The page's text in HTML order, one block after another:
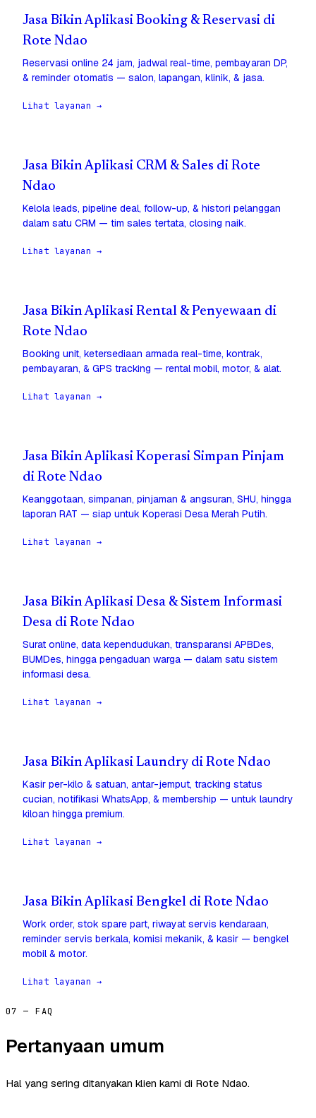
Jasa Bikin Aplikasi Booking & Reservasi di
Rote Ndao
Reservasi online 24 jam, jadwal real-time, pembayaran DP,
& reminder otomatis — salon, lapangan, klinik, & jasa.
Lihat layanan →
Jasa Bikin Aplikasi CRM & Sales di Rote
Ndao
Kelola leads, pipeline deal, follow-up, & histori pelanggan
dalam satu CRM — tim sales tertata, closing naik.
Lihat layanan →
Jasa Bikin Aplikasi Rental & Penyewaan di
Rote Ndao
Booking unit, ketersediaan armada real-time, kontrak,
pembayaran, & GPS tracking — rental mobil, motor, & alat.
Lihat layanan →
Jasa Bikin Aplikasi Koperasi Simpan Pinjam
di Rote Ndao
Keanggotaan, simpanan, pinjaman & angsuran, SHU, hingga
laporan RAT — siap untuk Koperasi Desa Merah Putih.
Lihat layanan →
Jasa Bikin Aplikasi Desa & Sistem Informasi
Desa di Rote Ndao
Surat online, data kependudukan, transparansi APBDes,
BUMDes, hingga pengaduan warga — dalam satu sistem
informasi desa.
Lihat layanan →
Jasa Bikin Aplikasi Laundry di Rote Ndao
Kasir per-kilo & satuan, antar-jemput, tracking status
cucian, notifikasi WhatsApp, & membership — untuk laundry
kiloan hingga premium.
Lihat layanan →
Jasa Bikin Aplikasi Bengkel di Rote Ndao
Work order, stok spare part, riwayat servis kendaraan,
reminder servis berkala, komisi mekanik, & kasir — bengkel
mobil & motor.
Lihat layanan →
07 — FAQ
Pertanyaan umum
Hal yang sering ditanyakan klien kami di Rote Ndao.